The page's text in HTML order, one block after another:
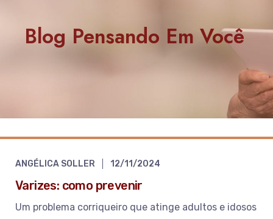
Blog Pensando Em Você
ANGÉLICA SOLLER 12/11/2024
Varizes: como prevenir
Um problema corriqueiro que atinge adultos e idosos